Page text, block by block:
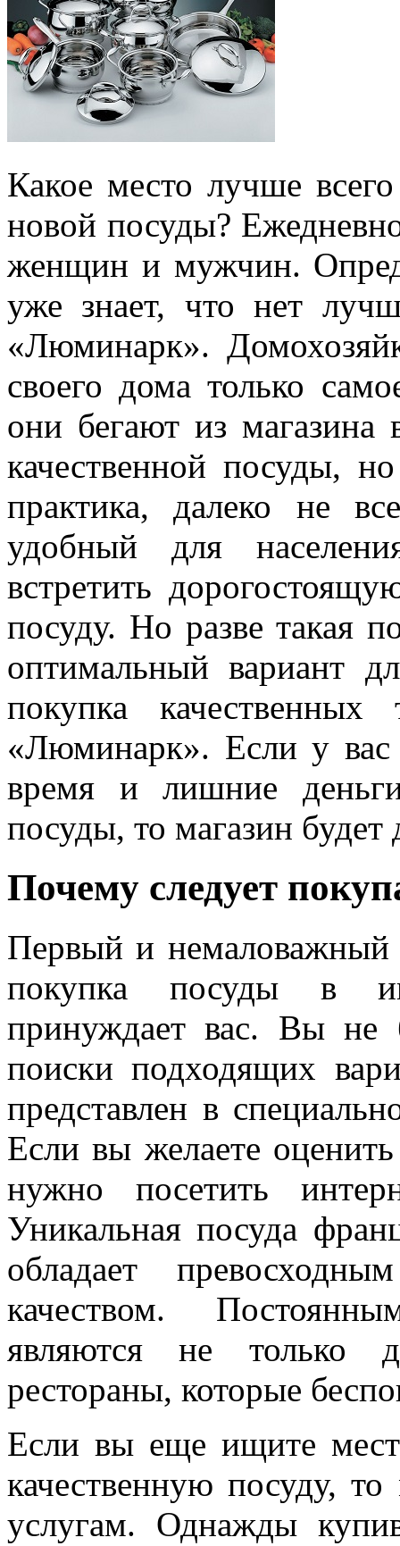
Какое место лучше
новой посуды?
женщин и мужчин.
уже знает, что нет
«Люминарк».
своего дома только
они бегают из магазина
качественной посуды,
практика, далеко не
удобный для
встретить
посуду. Но разве такая
оптимальный вариант
покупка качественных
«Люминарк». Если у вас
время и лишние
посуды, то магазин
Почему следует
Первый и немаловажный
покупка посуды в
принуждает вас. Вы не
поиски подходящих
представлен в
Если вы желаете
нужно посетить
Уникальная посуда
обладает
качеством.
являются не только
рестораны, которые
Если вы еще ищите
качественную посуду,
услугам. Однажды